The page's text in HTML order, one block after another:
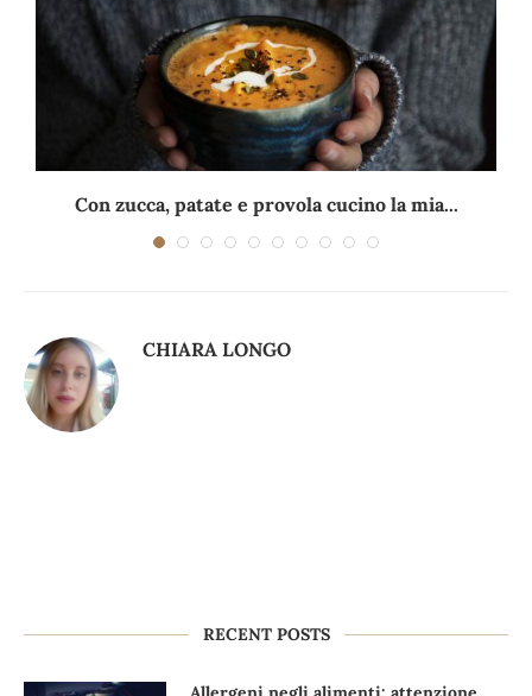
Con zucca, patate e provola cucino la mia...
CHIARA LONGO
RECENT POSTS